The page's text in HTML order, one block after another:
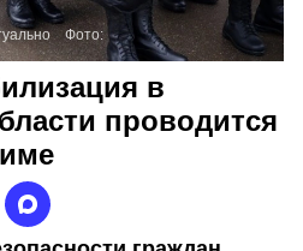
Фото:
в
проводится